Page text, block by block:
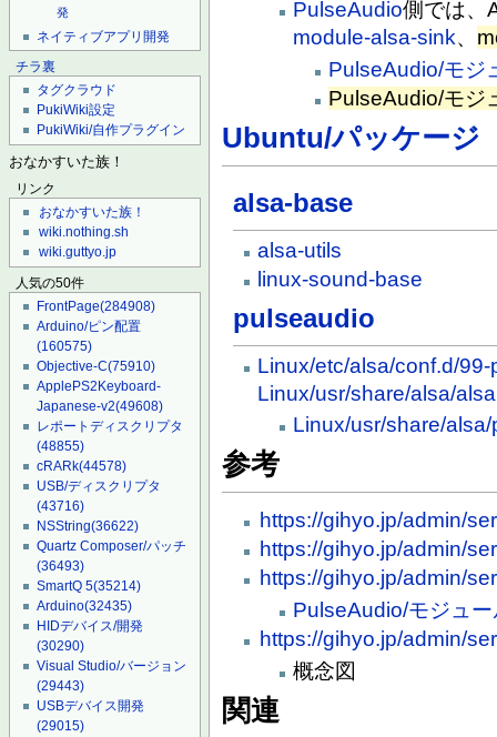
発
ネイティブアプリ開発
チラ裏
タグクラウド
PukiWiki設定
PukiWiki/自作プラグイン
おなかすいた族！
リンク
おなかすいた族！
wiki.nothing.sh
wiki.guttyo.jp
人気の50件
FrontPage(284908)
Arduino/ピン配置
(160575)
Objective-C(75910)
ApplePS2Keyboard-
Japanese-v2(49608)
レポートディスクリプタ
(48855)
cRARk(44578)
USB/ディスクリプタ
(43716)
NSString(36622)
Quartz Composer/パッチ
(36493)
SmartQ 5(35214)
Arduino(32435)
HIDデバイス/開発
(30290)
Visual Studio/バージョン
(29443)
USBデバイス開発
(29015)
PulseAudio側では、
module-alsa-sink、
PulseAudio/モジ
PulseAudio/モジ
Ubuntu/パッケージ
alsa-base
alsa-utils
linux-sound-base
pulseaudio
Linux/etc/alsa/conf.d/
Linux/usr/share/alsa/
Linux/usr/share/
参考
https://gihyo.jp/admin/
https://gihyo.jp/admin/
https://gihyo.jp/admin/
PulseAudio/モジュ
https://gihyo.jp/admin/
概念図
関連